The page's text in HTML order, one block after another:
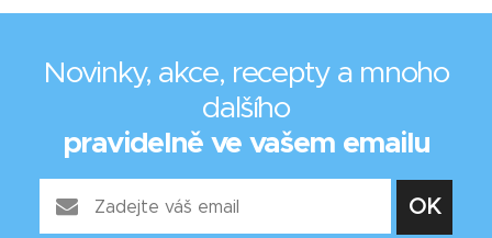
Novinky, akce, recepty a mnoho
dalšího
pravidelně ve vašem emailu